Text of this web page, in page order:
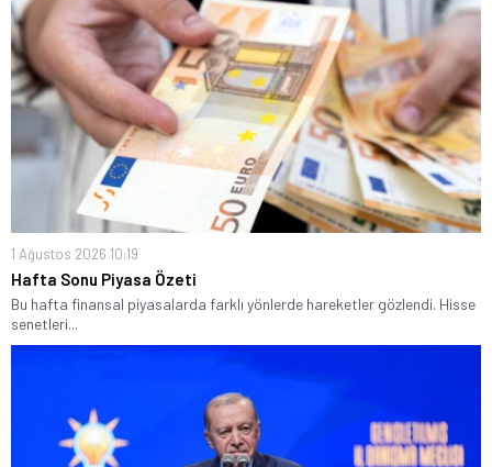
1 Ağustos 2026 10:19
Hafta Sonu Piyasa Özeti
Bu hafta finansal piyasalarda farklı yönlerde hareketler gözlendi. Hisse
senetleri...